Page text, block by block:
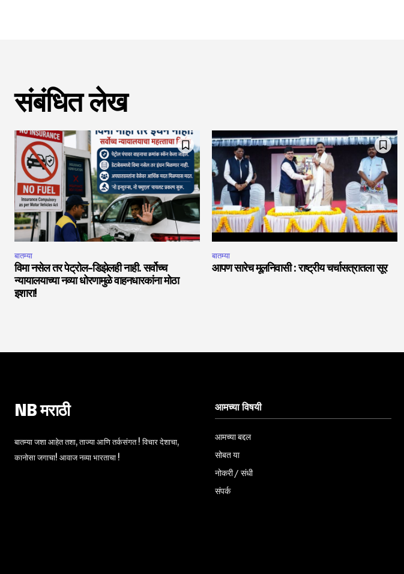
संबंधित लेख
बातम्या
विमा नसेल तर पेट्रोल-डिझेलही नाही. सर्वोच्च
न्यायालयाच्या नव्या धोरणामुळे वाहनधारकांना मोठा
इशारा!
बातम्या
आपण सारेच मूलनिवासी : राष्ट्रीय चर्चासत्रातला सूर
NB मराठी
बातम्या जशा आहेत तशा, ताज्या आणि तर्कसंगत ! विचार देशाचा,
कानोसा जगाचा! आवाज नव्या भारताचा !
आमच्या विषयी
आमच्या बद्दल
सोबत या
नोकरी / संधी
संपर्क